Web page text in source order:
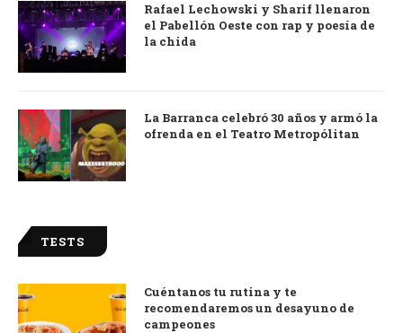
Rafael Lechowski y Sharif llenaron
el Pabellón Oeste con rap y poesía de
la chida
La Barranca celebró 30 años y armó la
ofrenda en el Teatro Metropólitan
TESTS
Cuéntanos tu rutina y te
recomendaremos un desayuno de
campeones